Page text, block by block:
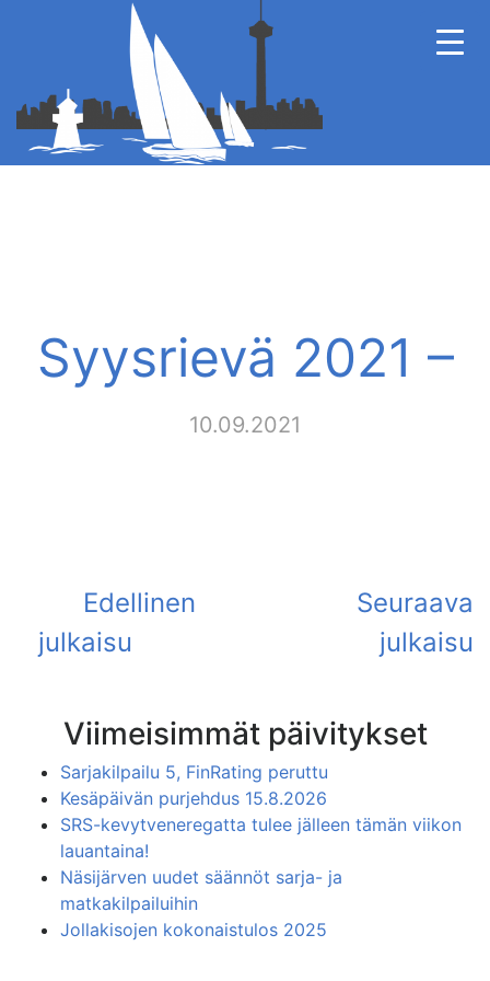
Syysrievä 2021 –
10.09.2021
Viimeisimmät päivitykset
Sarjakilpailu 5, FinRating peruttu
Kesäpäivän purjehdus 15.8.2026
SRS-kevytveneregatta tulee jälleen tämän viikon
lauantaina!
Näsijärven uudet säännöt sarja- ja
matkakilpailuihin
Jollakisojen kokonaistulos 2025